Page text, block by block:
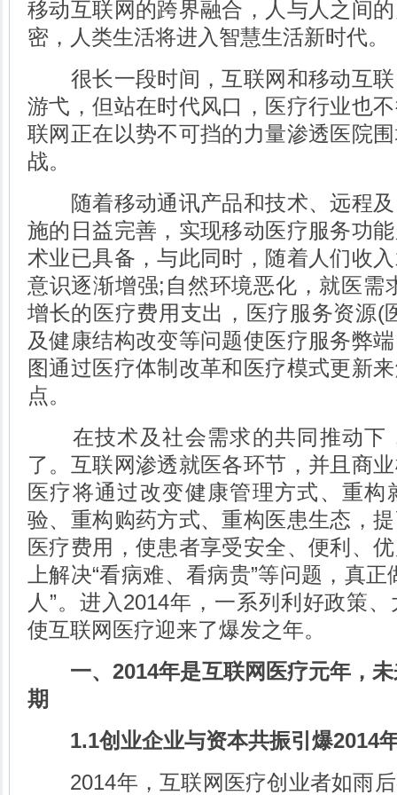
移动互联网的跨界融合，人与人之间
密，人类生活将进入智慧生活新时代。
很长一段时间，互联网和移动互联
游弋，但站在时代风口，医疗行业也
联网正在以势不可挡的力量渗透医院
战。
随着移动通讯产品和技术、远程及
施的日益完善，实现移动医疗服务功
术业已具备，与此同时，随着人们收
意识逐渐增强;自然环境恶化，就医需
增长的医疗费用支出，医疗服务资源(
及健康结构改变等问题使医疗服务弊
图通过医疗体制改革和医疗模式更新
点。
在技术及社会需求的共同推动下
了。互联网渗透就医各环节，并且商
医疗将通过改变健康管理方式、重构
验、重构购药方式、重构医患生态，
医疗费用，使患者享受安全、便利、
上解决“看病难、看病贵”等问题，真
人”。进入2014年，一系列利好政策
使互联网医疗迎来了爆发之年。
一、2014年是互联网医疗元年，
期
1.1创业企业与资本共振引爆2014
2014年，互联网医疗创业者如雨后